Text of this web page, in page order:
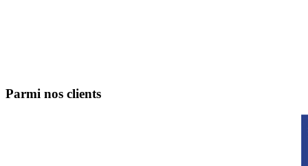
Parmi nos clients